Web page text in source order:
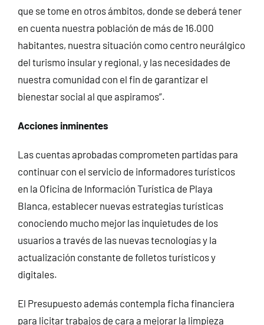
que se tome en otros ámbitos, donde se deberá tener
en cuenta nuestra población de más de 16.000
habitantes, nuestra situación como centro neurálgico
del turismo insular y regional, y las necesidades de
nuestra comunidad con el fin de garantizar el
bienestar social al que aspiramos”.
Acciones inminentes
Las cuentas aprobadas comprometen partidas para
continuar con el servicio de informadores turísticos
en la Oficina de Información Turística de Playa
Blanca, establecer nuevas estrategias turísticas
conociendo mucho mejor las inquietudes de los
usuarios a través de las nuevas tecnologías y la
actualización constante de folletos turísticos y
digitales.
El Presupuesto además contempla ficha financiera
para licitar trabajos de cara a mejorar la limpieza